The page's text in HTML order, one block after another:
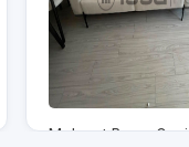
Mehmet Bey -